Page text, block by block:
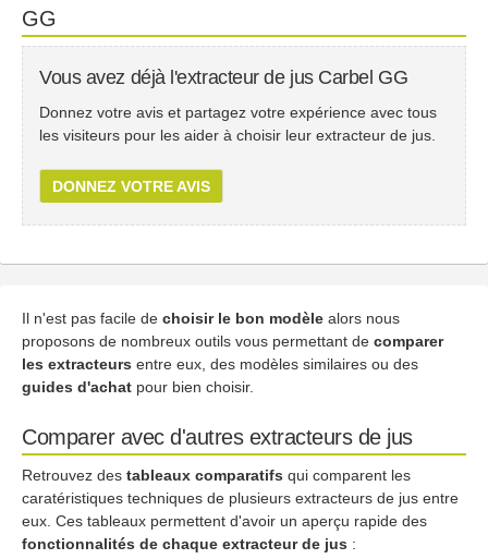
GG
Vous avez déjà l'extracteur de jus Carbel GG
Donnez votre avis et partagez votre expérience avec tous
les visiteurs pour les aider à choisir leur extracteur de jus.
DONNEZ VOTRE AVIS
Il n'est pas facile de choisir le bon modèle alors nous
proposons de nombreux outils vous permettant de comparer
les extracteurs entre eux, des modèles similaires ou des
guides d'achat pour bien choisir.
Comparer avec d'autres extracteurs de jus
Retrouvez des tableaux comparatifs qui comparent les
caratéristiques techniques de plusieurs extracteurs de jus entre
eux. Ces tableaux permettent d'avoir un aperçu rapide des
fonctionnalités de chaque extracteur de jus :